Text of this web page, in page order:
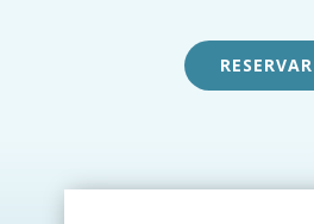
RESERVAR